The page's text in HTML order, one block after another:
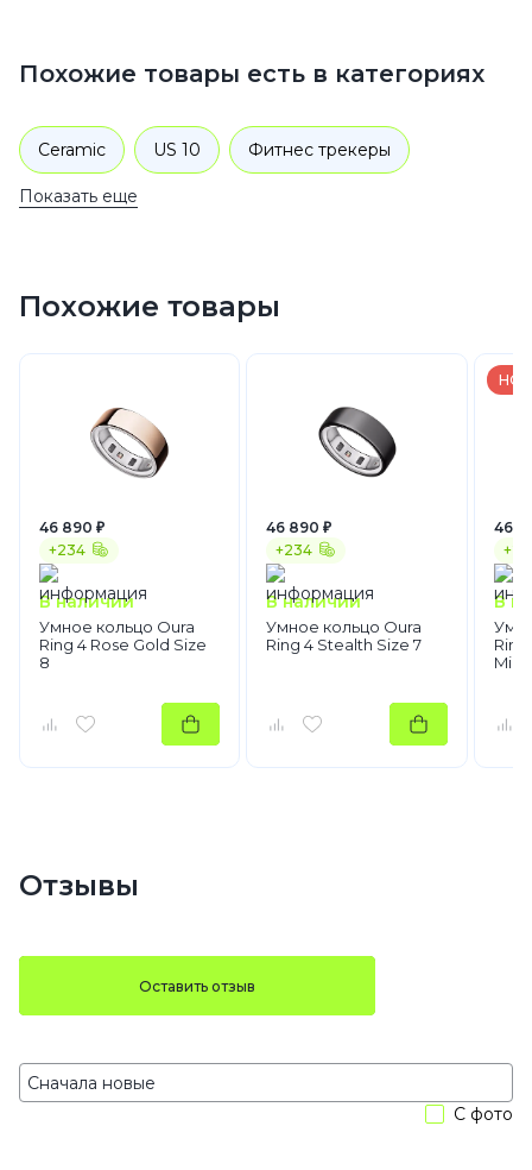
Похожие товары есть в категориях
Ceramic US 10 Фитнес трекеры
Показать еще
Похожие товары
+234
46 890 ₽
В наличии
Умное кольцо Oura
Ring 4 Rose Gold Size
8
+234
46 890 ₽
В наличии
Умное кольцо Oura
Ring 4 Stealth Size 7
46
В
Отзывы
Оставить отзыв
С фото